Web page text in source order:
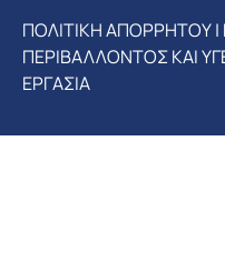
ΠΟΛΙΤΙΚΗ ΑΠΟΡΡΗΤΟΥ|
ΠΕΡΙΒΑΛΛΟΝΤΟΣ ΚΑΙ
ΕΡΓΑΣΙΑ